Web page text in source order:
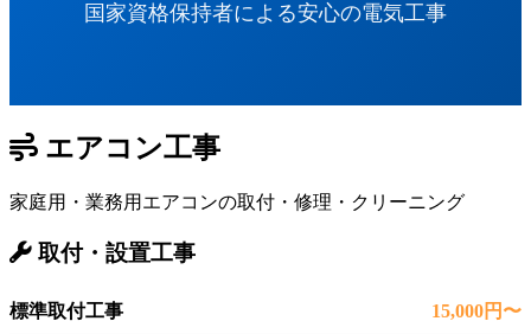
国家資格保持者による安心の電気工事
エアコン工事
家庭用・業務用エアコンの取付・修理・クリーニング
取付・設置工事
標準取付工事 15,000円〜